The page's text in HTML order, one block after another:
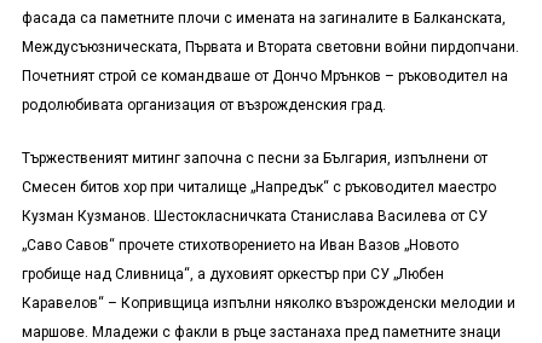
фасада са паметните плочи с имената на загиналите в Балканската,
Междусъюзническата, Първата и Втората световни войни пирдопчани.
Почетният строй се командваше от Дончо Мрънков – ръководител на
родолюбивата организация от възрожденския град.
Тържественият митинг започна с песни за България, изпълнени от
Смесен битов хор при читалище „Напредък“ с ръководител маестро
Кузман Кузманов. Шестокласничката Станислава Василева от СУ
„Саво Савов“ прочете стихотворението на Иван Вазов „Новото
гробище над Сливница“, а духовият оркестър при СУ „Любен
Каравелов“ – Копривщица изпълни няколко възрожденски мелодии и
маршове. Младежи с факли в ръце застанаха пред паметните знаци